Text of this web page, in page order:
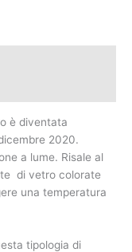
è diventata
2020.
a lume. Risale al
di vetro colorate
una temperatura
tipologia di